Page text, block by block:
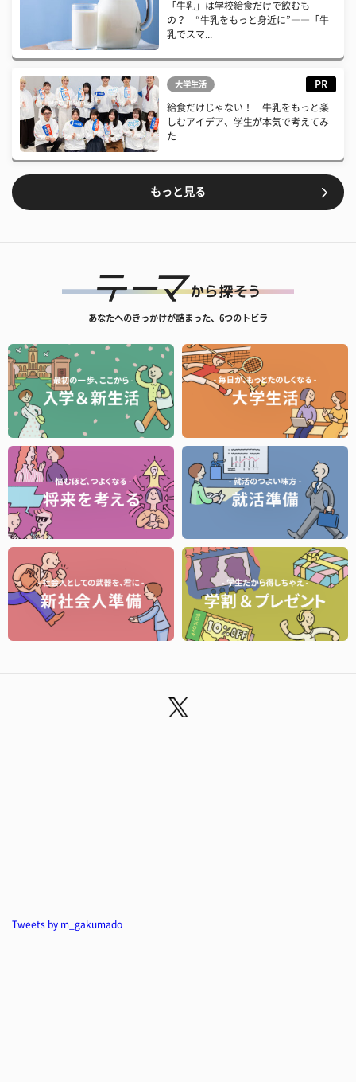
「牛乳」は学校給食だけで飲むも
の？ “牛乳をもっと身近に”――「牛
乳でスマ...
大学生活 PR
給食だけじゃない！ 牛乳をもっと楽
しむアイデア、学生が本気で考えてみ
た
もっと見る
あなたへのきっかけが詰まった、6つのトビラ
Tweets by m_gakumado